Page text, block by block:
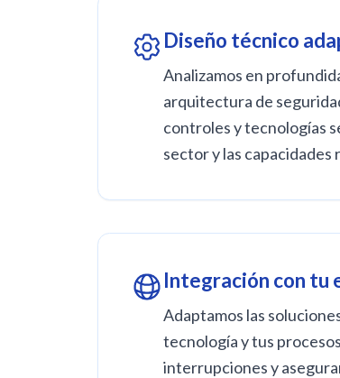
Diseño técnico
Analizamos en
arquitectura de
controles y tecnologías
sector y las capacidades
Integración con tu
Adaptamos las
tecnología y tus
interrupciones y